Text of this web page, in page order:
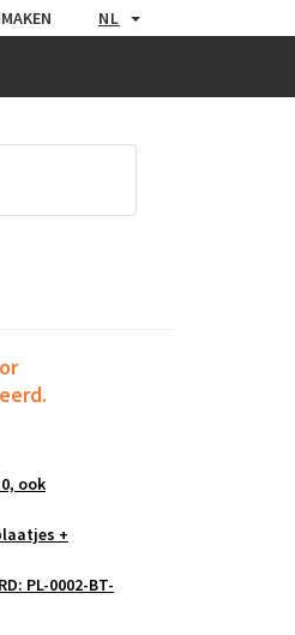
NL
ook
+
PL-0002-BT-